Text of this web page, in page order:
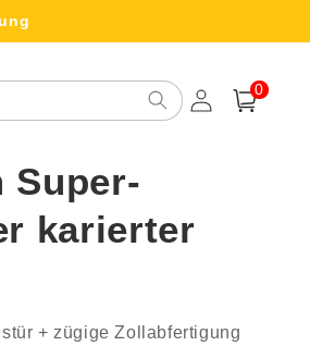
EinloggenWarenkorb
0
Artikel
Super-
karierter
+ zügige Zollabfertigung